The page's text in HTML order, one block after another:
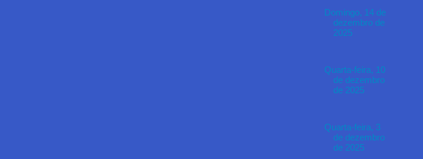
Domingo, 14 de
dezembro de
2025
Quarta-feira, 10
de dezembro
de 2025
Quarta-feira, 3
de dezembro
de 2025